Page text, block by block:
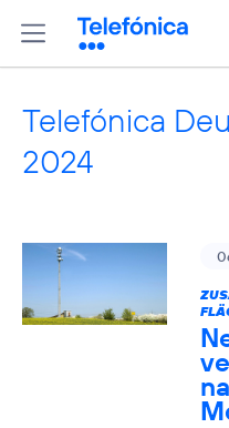
Telefónica
2024